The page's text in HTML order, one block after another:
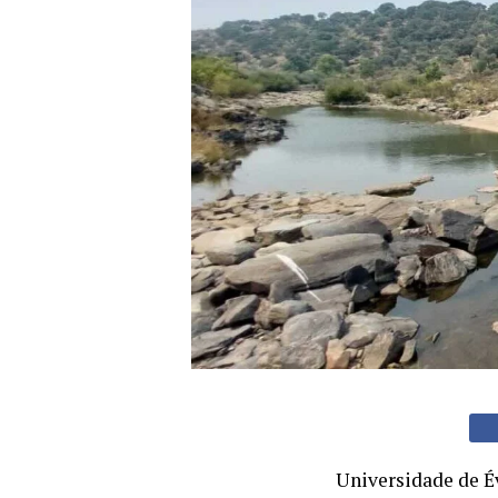
Universidade de